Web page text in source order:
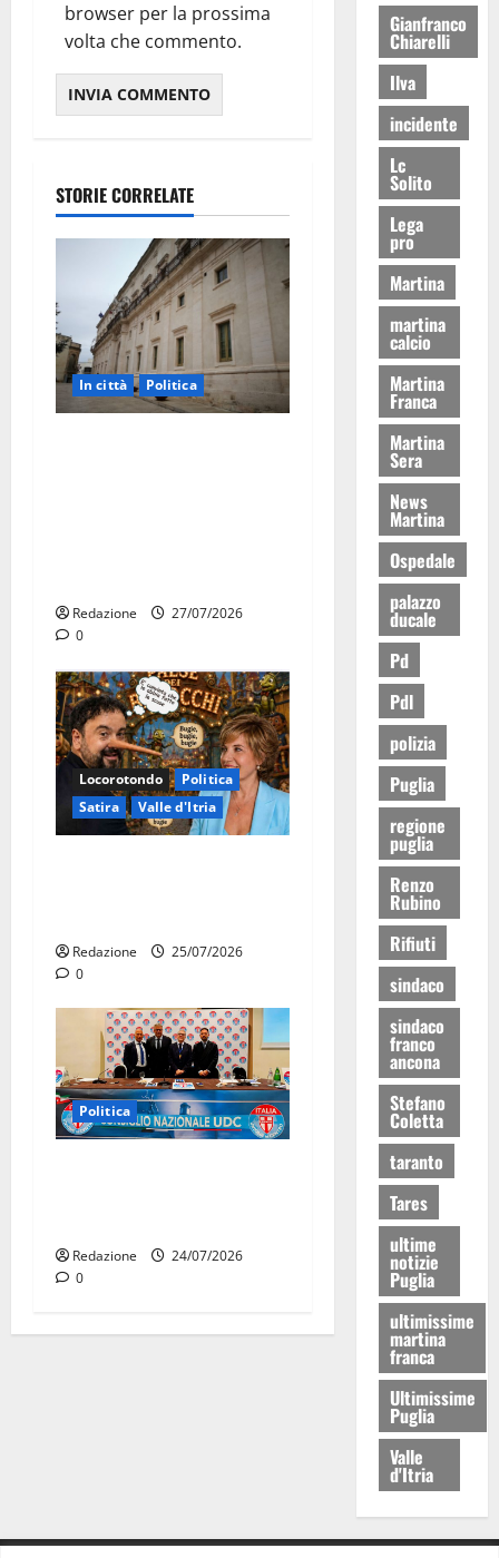
browser per la prossima
volta che commento.
STORIE CORRELATE
In città Politica
Redazione
27/07/2026
0
Locorotondo
Politica
Satira
Valle d'Itria
Redazione
25/07/2026
0
Politica
Redazione
24/07/2026
0
Gianfranco
Chiarelli
Ilva
incidente
Lc
Solito
Lega
pro
Martina
martina
calcio
Martina
Franca
Martina
Sera
News
Martina
Ospedale
palazzo
ducale
Pd
Pdl
polizia
Puglia
regione
puglia
Renzo
Rubino
Rifiuti
sindaco
sindaco
franco
ancona
Stefano
Coletta
taranto
Tares
ultime
notizie
Puglia
ultimissime
martina
franca
Ultimissime
Puglia
Valle
d'Itria